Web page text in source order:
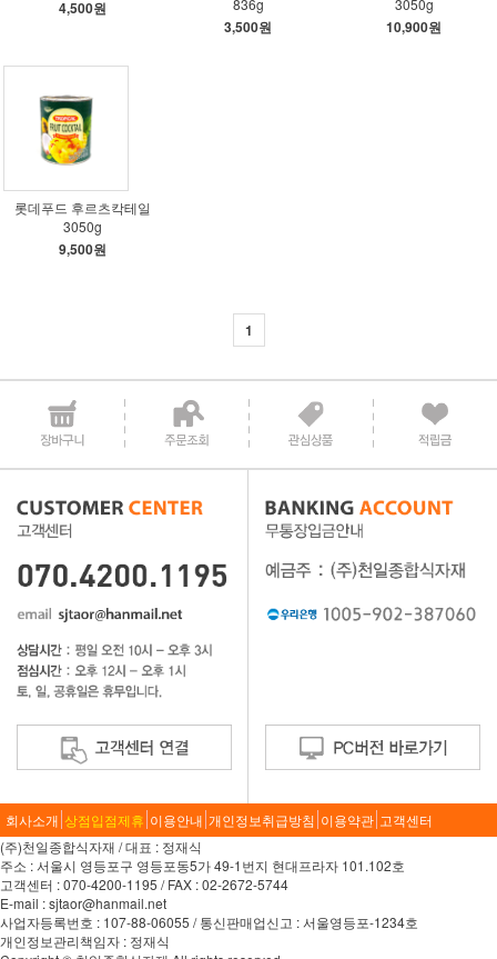
4,500원
836g
3,500원
3050g
10,900원
롯데푸드 후르츠칵테일
3050g
9,500원
1
회사소개 상점입점제휴 이용안내 개인정보취급방침 이용약관 고객센터
(주)천일종합식자재 / 대표 : 정재식
주소 : 서울시 영등포구 영등포동5가 49-1번지 현대프라자 101.102호
고객센터 : 070-4200-1195 / FAX : 02-2672-5744
E-mail : sjtaor@hanmail.net
사업자등록번호 : 107-88-06055 / 통신판매업신고 : 서울영등포-1234호
개인정보관리책임자 : 정재식